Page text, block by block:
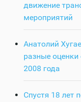
движение
мероприятий
Анатолий
разные
2008 года
Спустя 18 лет